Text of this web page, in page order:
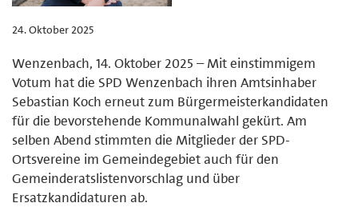
24. Oktober 2025
Wenzenbach, 14. Oktober 2025 – Mit einstimmigem
Votum hat die SPD Wenzenbach ihren Amtsinhaber
Sebastian Koch erneut zum Bürgermeisterkandidaten
für die bevorstehende Kommunalwahl gekürt. Am
selben Abend stimmten die Mitglieder der SPD-
Ortsvereine im Gemeindegebiet auch für den
Gemeinderatslistenvorschlag und über
Ersatzkandidaturen ab.